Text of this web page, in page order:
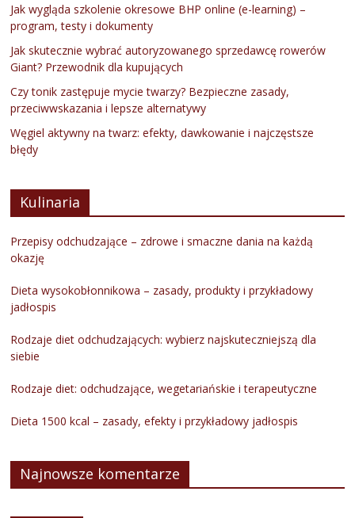
Jak wygląda szkolenie okresowe BHP online (e-learning) –
program, testy i dokumenty
Jak skutecznie wybrać autoryzowanego sprzedawcę rowerów
Giant? Przewodnik dla kupujących
Czy tonik zastępuje mycie twarzy? Bezpieczne zasady,
przeciwwskazania i lepsze alternatywy
Węgiel aktywny na twarz: efekty, dawkowanie i najczęstsze
błędy
Kulinaria
Przepisy odchudzające – zdrowe i smaczne dania na każdą
okazję
Dieta wysokobłonnikowa – zasady, produkty i przykładowy
jadłospis
Rodzaje diet odchudzających: wybierz najskuteczniejszą dla
siebie
Rodzaje diet: odchudzające, wegetariańskie i terapeutyczne
Dieta 1500 kcal – zasady, efekty i przykładowy jadłospis
Najnowsze komentarze